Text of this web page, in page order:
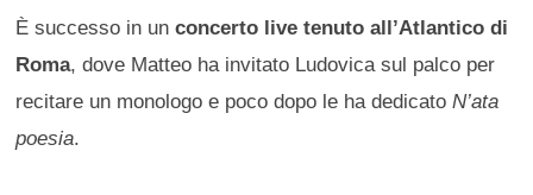
È successo in un concerto live tenuto all’Atlantico di
Roma, dove Matteo ha invitato Ludovica sul palco per
recitare un monologo e poco dopo le ha dedicato N’ata
poesia.